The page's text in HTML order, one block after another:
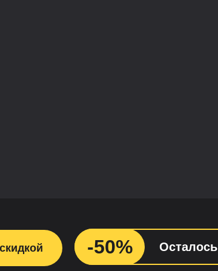
Осталось
-50%